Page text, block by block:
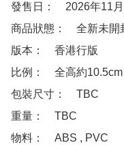
發售日：　2026年11月
商品狀態：　全新未開
版本：　香港行版
比例：　全高約10.5cm
包裝尺寸：　TBC
重量：　TBC
物料：　ABS , PVC